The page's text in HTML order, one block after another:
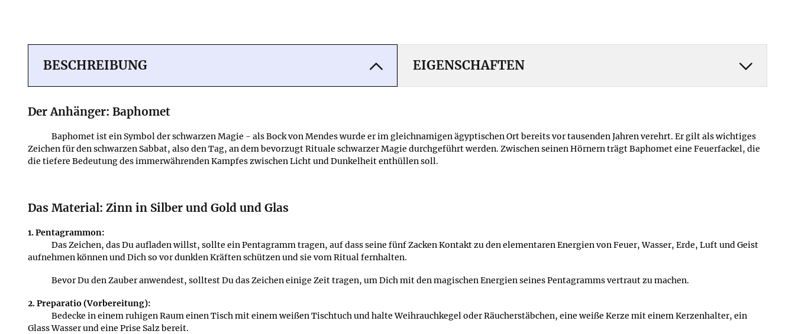
BESCHREIBUNG EIGENSCHAFTEN
Der Anhänger: Baphomet
Baphomet ist ein Symbol der schwarzen Magie - als Bock von Mendes wurde er im gleichnamigen ägyptischen Ort bereits vor tausenden Jahren verehrt. Er gilt als wichtiges
Zeichen für den schwarzen Sabbat, also den Tag, an dem bevorzugt Rituale schwarzer Magie durchgeführt werden. Zwischen seinen Hörnern trägt Baphomet eine Feuerfackel, die
die tiefere Bedeutung des immerwährenden Kampfes zwischen Licht und Dunkelheit enthüllen soll.
Das Material: Zinn in Silber und Gold und Glas
1. Pentagrammon:
Das Zeichen, das Du aufladen willst, sollte ein Pentagramm tragen, auf dass seine fünf Zacken Kontakt zu den elementaren Energien von Feuer, Wasser, Erde, Luft und Geist
aufnehmen können und Dich so vor dunklen Kräften schützen und sie vom Ritual fernhalten.
Bevor Du den Zauber anwendest, solltest Du das Zeichen einige Zeit tragen, um Dich mit den magischen Energien seines Pentagramms vertraut zu machen.
2. Preparatio (Vorbereitung):
Bedecke in einem ruhigen Raum einen Tisch mit einem weißen Tischtuch und halte Weihrauchkegel oder Räucherstäbchen, eine weiße Kerze mit einem Kerzenhalter, ein
Glass Wasser und eine Prise Salz bereit.